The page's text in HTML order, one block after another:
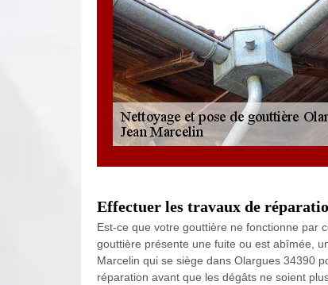
Effectuer les travaux de
Est-ce que votre gouttière ne fonctionne par
gouttière présente une fuite ou est abîmée,
Marcelin qui se siège dans Olargues 34390
réparation avant que les dégâts ne soient